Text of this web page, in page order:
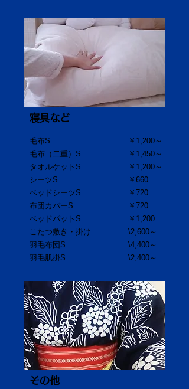
寝具など
毛布S
毛布（二重）S
タオルケットS
シーツS
ベッドシーツS
布団カバーS
ベッドパットS
こたつ敷き・掛け
羽毛布団S
羽毛肌掛S
￥1,200～
￥1,450～
​￥1,200～
￥660
￥720
￥720
￥1,200
\2,600～
\4,400～
\2,400～
その他